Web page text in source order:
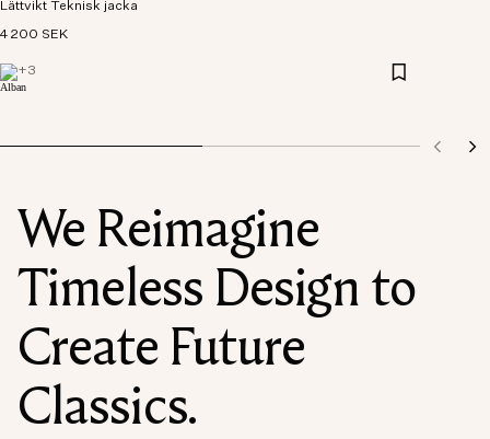
Lättvikt Teknisk jacka
4 200 SEK
+3
We Reimagine
Timeless Design to
Create Future
Classics.